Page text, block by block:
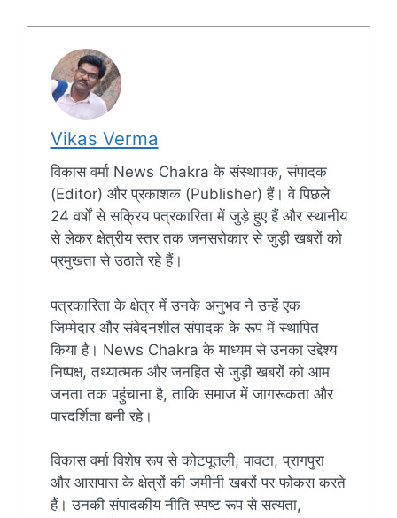
Vikas Verma
विकास वर्मा News Chakra के संस्थापक, संपादक
(Editor) और प्रकाशक (Publisher) हैं। वे पिछले
24 वर्षों से सक्रिय पत्रकारिता में जुड़े हुए हैं और स्थानीय
से लेकर क्षेत्रीय स्तर तक जनसरोकार से जुड़ी खबरों को
प्रमुखता से उठाते रहे हैं।
पत्रकारिता के क्षेत्र में उनके अनुभव ने उन्हें एक
जिम्मेदार और संवेदनशील संपादक के रूप में स्थापित
किया है। News Chakra के माध्यम से उनका उद्देश्य
निष्पक्ष, तथ्यात्मक और जनहित से जुड़ी खबरों को आम
जनता तक पहुंचाना है, ताकि समाज में जागरूकता और
पारदर्शिता बनी रहे।
विकास वर्मा विशेष रूप से कोटपूतली, पावटा, प्रागपुरा
और आसपास के क्षेत्रों की जमीनी खबरों पर फोकस करते
हैं। उनकी संपादकीय नीति स्पष्ट रूप से सत्यता,